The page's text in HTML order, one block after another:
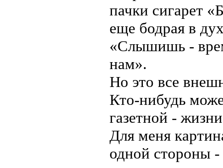
пачки сигарет
еще бодрая в
«Слышишь -
нам».
Но это все
Кто-нибудь
газетной -
Для меня
одной стороны